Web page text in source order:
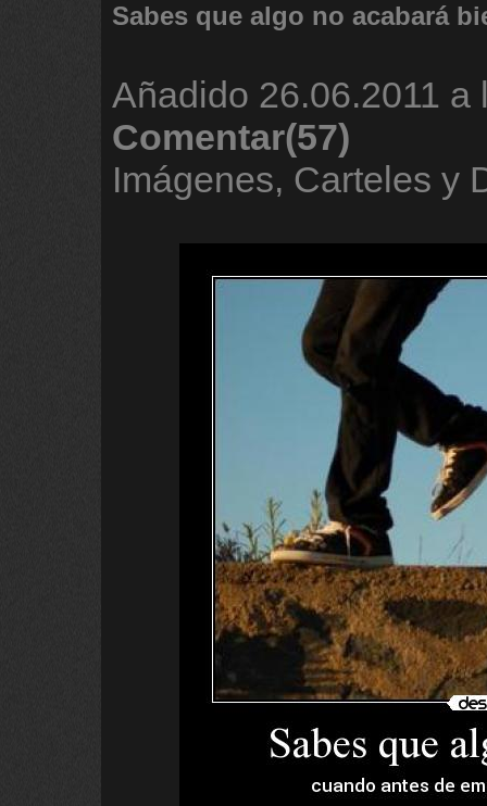
Sabes que algo no acabará
Añadido 26.06.2011 a
Comentar(57)
Imágenes, Carteles y